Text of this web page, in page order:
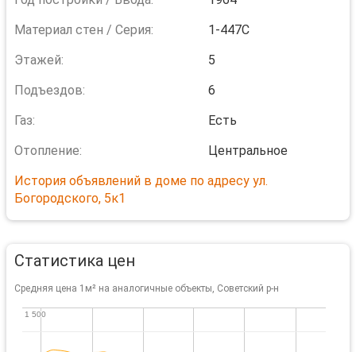
Материал стен / Серия:
1-447C
Этажей:
5
Подъездов:
6
Газ:
Есть
Отопление:
Центральное
История объявлений в доме по адресу ул.
Богородского, 5к1
Статистика цен
Средняя цена 1м² на аналогичные объекты, Советский р-н
1 500
1 500